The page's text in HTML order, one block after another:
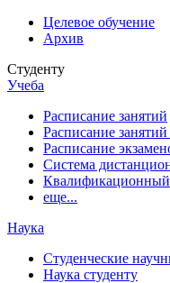
Целевое обучение
Архив
Студенту
Учеба
Расписание занятий
Расписание
Расписание
Система
Квалификационный
еще...
Наука
Студенческие
Наука студенту